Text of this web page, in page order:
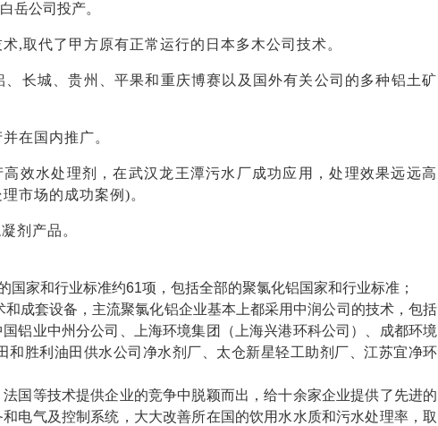
岳公司投产。
,取代了甲方原有正常运行的日本多木公司技术。
长城、贵州、平果和重庆博赛以及国外有关公司的多种铝土矿
在国内推广。
效水处理剂，在武汉龙王潭污水厂成功应用，处理效果远远高
市场的成功案例)。
剂产品。
国家和行业标准约61项，包括全部的聚氯化铝国家和行业标准；
成套设备，主流聚氯化铝企业基本上都采用中润公司的技术，包括
铝业中州分公司、上海环境集团（上海兴港环科公司）、成都环境
和胜利油田供水公司净水剂厂、太仓新星轻工助剂厂、江苏宜净环
国等技术提供企业的竞争中脱颖而出，给十余家企业提供了先进的
电气及控制系统，大大改善所在国的饮用水水质和污水处理率，取